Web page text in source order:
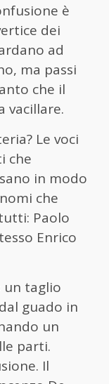
è
dei
ad
ma passi
che il
vacillare.
Le voci
che
in modo
che
Paolo
Enrico
un taglio
guado in
un
parti.
Il